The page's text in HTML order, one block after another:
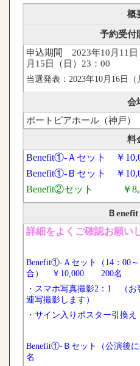
概
予約受付
申込期間 2023年10月11日
月15日（日）23：00
当選発表：2023年10月16日（
会
ポートピアホール（神戸）
料
Benefit①-Ａセット ￥
Benefit①-Ｂセット ￥
Benefit②セット
￥
Ｂ
詳細をよくご確認お願い
Benefit①-Ａセット（14：00～
合） ￥10,000 200名
・スマホ写真撮影2：1 （お
連写撮影します）
・サイン入りポスター引換え
Benefit①-Ｂセット（公演後
名